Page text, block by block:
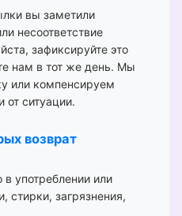
вы заметили
несоответствие
зафиксируйте это
нам в тот же день. Мы
или компенсируем
от ситуации.
возврат
употреблении или
стирки, загрязнения,